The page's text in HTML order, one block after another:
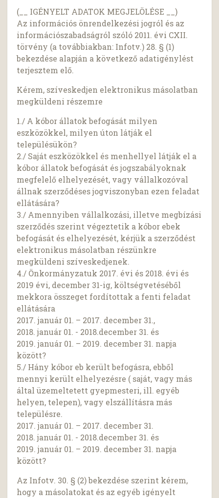
(__ IGÉNYELT ADATOK MEGJELÖLÉSE __)
Az információs önrendelkezési jogról és az
információszabadságról szóló 2011. évi CXII.
törvény (a továbbiakban: Infotv.) 28. § (1)
bekezdése alapján a következő adatigénylést
terjesztem elő.
Kérem, szíveskedjen elektronikus másolatban
megküldeni részemre
1./ A kóbor állatok befogását milyen
eszközökkel, milyen úton látják el
településükön?
2./ Saját eszközökkel és menhellyel látják el a
kóbor állatok befogását és jogszabályoknak
megfelelő elhelyezését, vagy vállalkozóval
állnak szerződéses jogviszonyban ezen feladat
ellátására?
3./ Amennyiben vállalkozási, illetve megbízási
szerződés szerint végeztetik a kóbor ebek
befogását és elhelyezését, kérjük a szerződést
elektronikus másolatban részünkre
megküldeni szíveskedjenek.
4./ Önkormányzatuk 2017. évi és 2018. évi és
2019 évi, december 31-ig, költségvetéséből
mekkora összeget fordítottak a fenti feladat
ellátására
2017. január 01. – 2017. december 31.,
2018. január 01. - 2018.december 31. és
2019. január 01. – 2019. december 31. napja
között?
5./ Hány kóbor eb került befogásra, ebből
mennyi került elhelyezésre ( saját, vagy más
által üzemeltetett gyepmesteri, ill. egyéb
helyen, telepen), vagy elszállításra más
településre.
2017. január 01. – 2017. december 31.
2018. január 01. - 2018.december 31. és
2019. január 01. – 2019. december 31. napja
között?
Az Infotv. 30. § (2) bekezdése szerint kérem,
hogy a másolatokat és az egyéb igényelt